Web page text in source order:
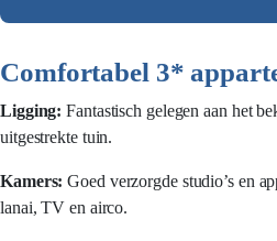
Comfortabel 3*
Ligging: Fantastisch gelegen aan het
uitgestrekte tuin.
Kamers: Goed verzorgde studio’s en
lanai, TV en airco.